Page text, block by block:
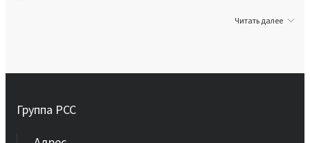
Читать далее
Группа PCC